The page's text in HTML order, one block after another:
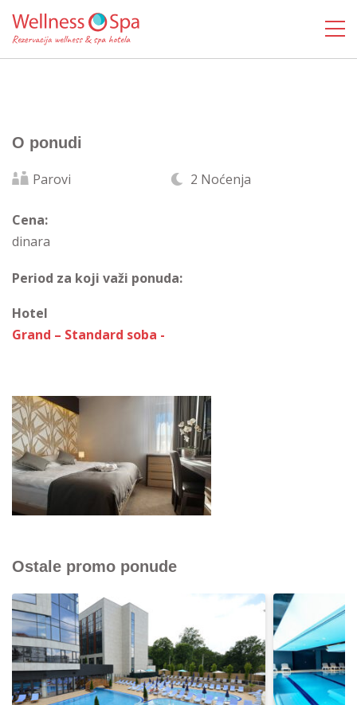
O ponudi
Parovi 2 Noćenja
Cena:
dinara
Period za koji važi ponuda:
Hotel
Grand – Standard soba -
Ostale promo ponude